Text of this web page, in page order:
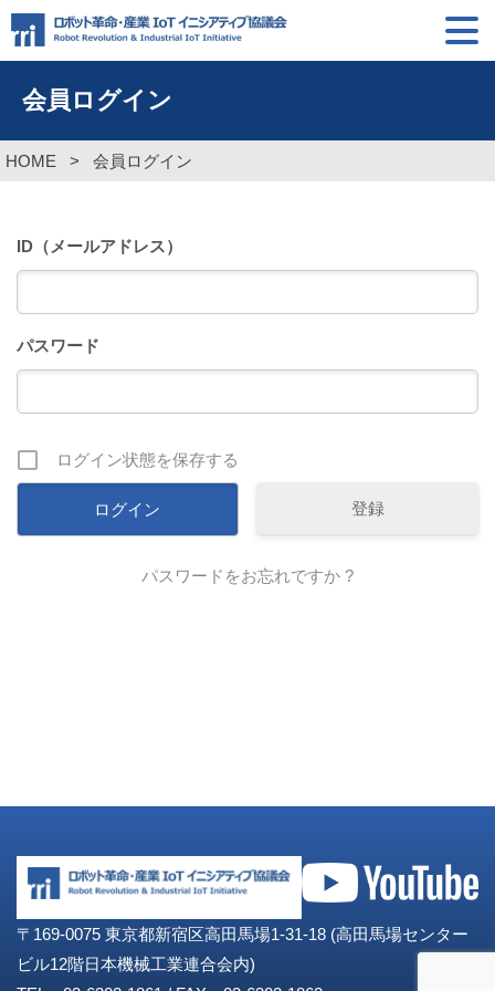
会員ログイン
HOME > 会員ログイン
ID（メールアドレス）
パスワード
ログイン状態を保存する
登録
パスワードをお忘れですか ?
〒169-0075 東京都新宿区高田馬場1-31-18 (高田馬場センター
ビル12階日本機械工業連合会内)